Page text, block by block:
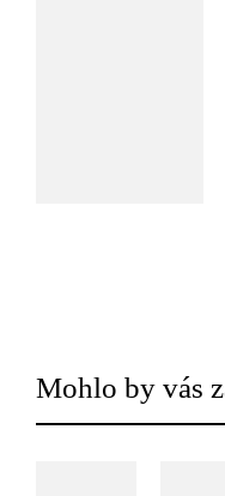
Mohlo by vás